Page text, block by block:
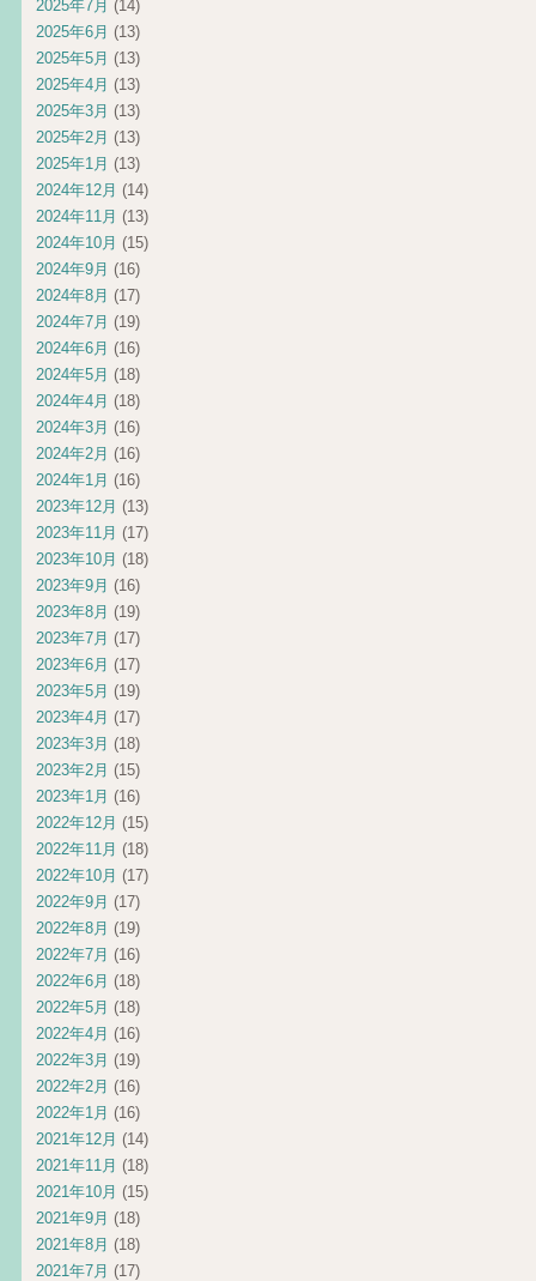
2025年7月 (14)
2025年6月 (13)
2025年5月 (13)
2025年4月 (13)
2025年3月 (13)
2025年2月 (13)
2025年1月 (13)
2024年12月 (14)
2024年11月 (13)
2024年10月 (15)
2024年9月 (16)
2024年8月 (17)
2024年7月 (19)
2024年6月 (16)
2024年5月 (18)
2024年4月 (18)
2024年3月 (16)
2024年2月 (16)
2024年1月 (16)
2023年12月 (13)
2023年11月 (17)
2023年10月 (18)
2023年9月 (16)
2023年8月 (19)
2023年7月 (17)
2023年6月 (17)
2023年5月 (19)
2023年4月 (17)
2023年3月 (18)
2023年2月 (15)
2023年1月 (16)
2022年12月 (15)
2022年11月 (18)
2022年10月 (17)
2022年9月 (17)
2022年8月 (19)
2022年7月 (16)
2022年6月 (18)
2022年5月 (18)
2022年4月 (16)
2022年3月 (19)
2022年2月 (16)
2022年1月 (16)
2021年12月 (14)
2021年11月 (18)
2021年10月 (15)
2021年9月 (18)
2021年8月 (18)
2021年7月 (17)